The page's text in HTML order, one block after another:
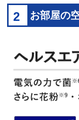
2 お部屋の